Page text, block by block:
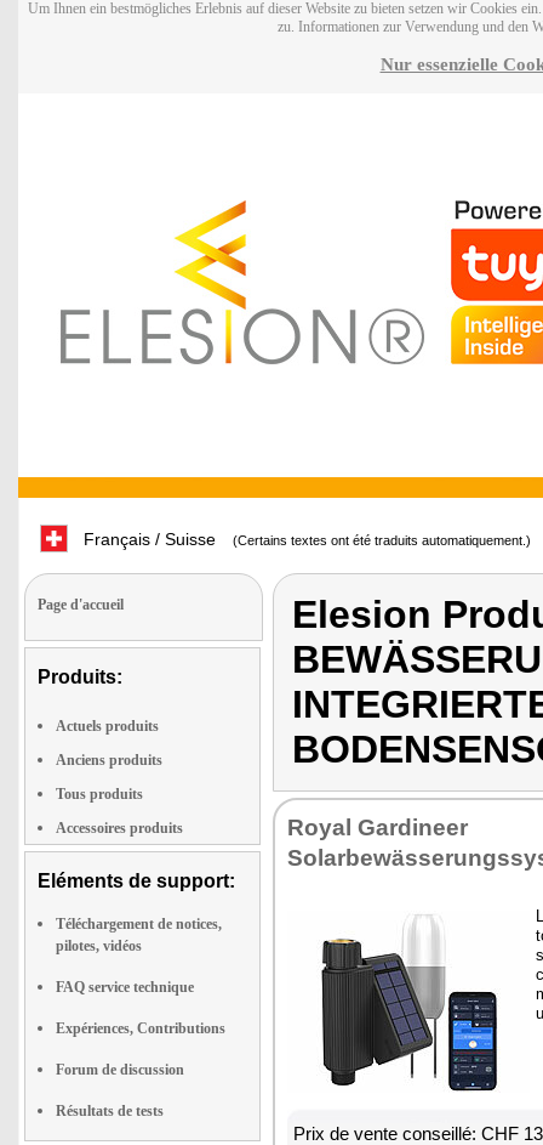
Um Ihnen ein bestmögliches Erlebnis auf dieser Website zu bieten setzen wir Cookies
zu. Informationen zur Verwendung und den
Nur essenzielle
Français / Suisse (Certains textes ont été traduits automatiquement.)
Page d'accueil
Produits:
Actuels produits
Anciens produits
Tous produits
Accessoires produits
Eléments de support:
Téléchargement de notices,
pilotes, vidéos
FAQ service technique
Expériences, Contributions
Forum de discussion
Résultats de tests
Elesion
Royal Gardineer
Prix de vente conseillé: CHF